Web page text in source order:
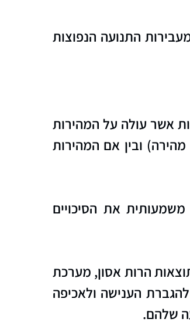
התנועה הנפוצות
נהיגה במהירות אשר עולה על המהירות
ובין אם המהירות
את הסיכויים
הרות אסון, מערכת
הענישה ולאכיפה
שלהם.